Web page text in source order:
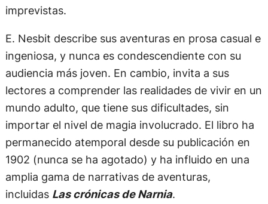
imprevistas.
E. Nesbit describe sus aventuras en prosa casual e
ingeniosa, y nunca es condescendiente con su
audiencia más joven. En cambio, invita a sus
lectores a comprender las realidades de vivir en un
mundo adulto, que tiene sus dificultades, sin
importar el nivel de magia involucrado. El libro ha
permanecido atemporal desde su publicación en
1902 (nunca se ha agotado) y ha influido en una
amplia gama de narrativas de aventuras,
incluidas Las crónicas de Narnia.